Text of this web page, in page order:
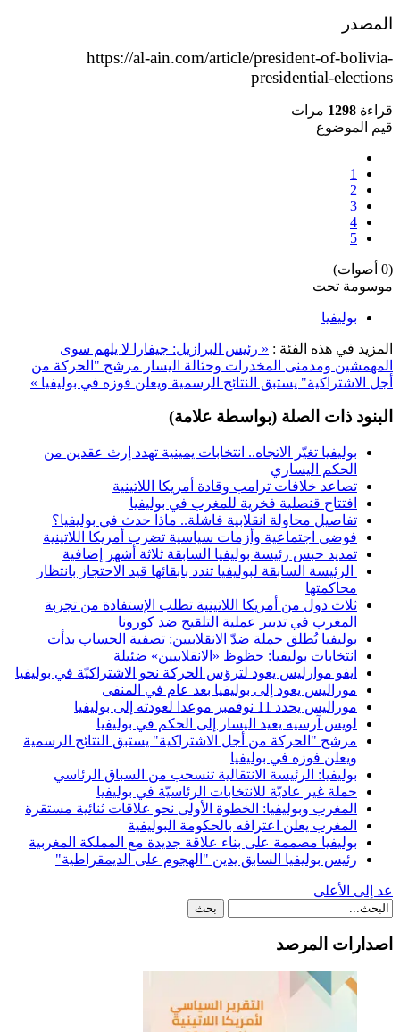
المصدر
https://al-ain.com/article/president-of-bolivia-
presidential-elections
قراءة 1298 مرات
قيم الموضوع
1
2
3
4
5
(0 أصوات)
موسومة تحت
بوليفيا
المزيد في هذه الفئة : « رئيس البرازيل: جيفارا لا يلهم سوى
المهمشين ومدمنى المخدرات وحثالة اليسار مرشح "الحركة من
أجل الاشتراكية" يستبق النتائج الرسمية ويعلن فوزه في بوليفيا »
البنود ذات الصلة (بواسطة علامة)
بوليفيا تغيّر الاتجاه.. انتخابات يمينية تهدد إرث عقدين من
الحكم اليساري
تصاعد خلافات ترامب وقادة أمريكا اللاتينية
افتتاح قنصلية فخرية للمغرب في بوليفيا
تفاصيل محاولة انقلابية فاشلة.. ماذا حدث في بوليفيا؟
فوضى اجتماعية وأزمات سياسية تضرب أمريكا اللاتينية
تمديد حبس رئيسة بوليفيا السابقة ثلاثة أشهر إضافية
الرئيسة السابقة لبوليفيا تندد بابقائها قيد الاحتجاز بانتظار
محاكمتها
ثلاث دول من أمريكا اللاتينية تطلب الإستفادة من تجربة
المغرب في تدبير عملية التلقيح ضد كورونا
بوليفيا تُطلق حملة ضدّ الانقلابيين: تصفية الحساب بدأت
انتخابات بوليفيا: حظوظ «الانقلابيين» ضئيلة
ايفو موارليس يعود لترؤس الحركة نحو الاشتراكيّة في بوليفيا
موراليس يعود إلى بوليفيا بعد عام في المنفى
موراليس يحدد 11 نوفمبر موعدا لعودته إلى بوليفيا
لويس آرسيه يعيد اليسار إلى الحكم في بوليفيا
مرشح "الحركة من أجل الاشتراكية" يستبق النتائج الرسمية
ويعلن فوزه في بوليفيا
بوليفيا: الرئيسة الانتقالية تنسحب من السباق الرئاسي
حملة غير عاديّة للانتخابات الرئاسيّة في بوليفيا
المغرب وبوليفيا: الخطوة الأولى نحو علاقات ثنائية مستقرة
المغرب يعلن اعترافه بالحكومة البوليفية
بوليفيا مصممة على بناء علاقة جديدة مع المملكة المغربية
رئيس بوليفيا السابق يدين "الهجوم على الديمقراطية"
عد إلى الأعلى
اصدارات المرصد